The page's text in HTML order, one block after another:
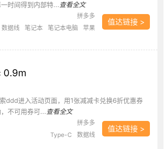
时间得到内部特... 查看全文
拼多多
数据线 笔记本 笔记本电脑 苹果
值达链接 >
0.9m
ddd进入活动页面，用1张减减卡兑换6折优惠券
不可用券可... 查看全文
拼多多
Type-C 数据线
值达链接 >